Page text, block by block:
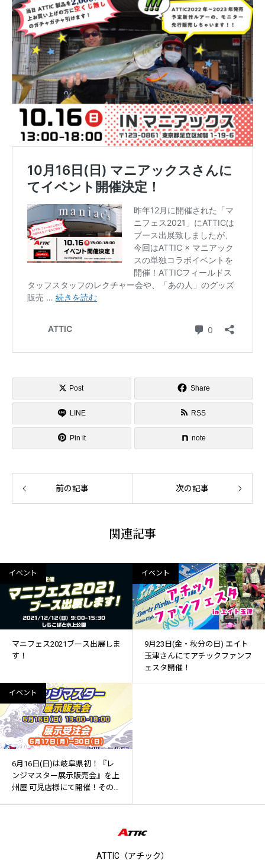
Post Share
LINE RSS
Pin it note
前の記事 次の記事
関連記事
イベント
マニフェス2021ブース出展しま
す！
イベント
9月23日(金・秋分の日) エイト
玉津さんにてアチックファンフ
ェスタ開催！
イベント
6月16日(日)は岐阜県初！『レ
ンジマスター展示販売会』を上
州屋 可児店様にて開催！その
ATTIC（アチック）